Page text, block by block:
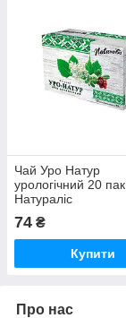
Чай Уро Натур
урологічний 20 пак
Натураліс
74 ₴
Купити
Про нас